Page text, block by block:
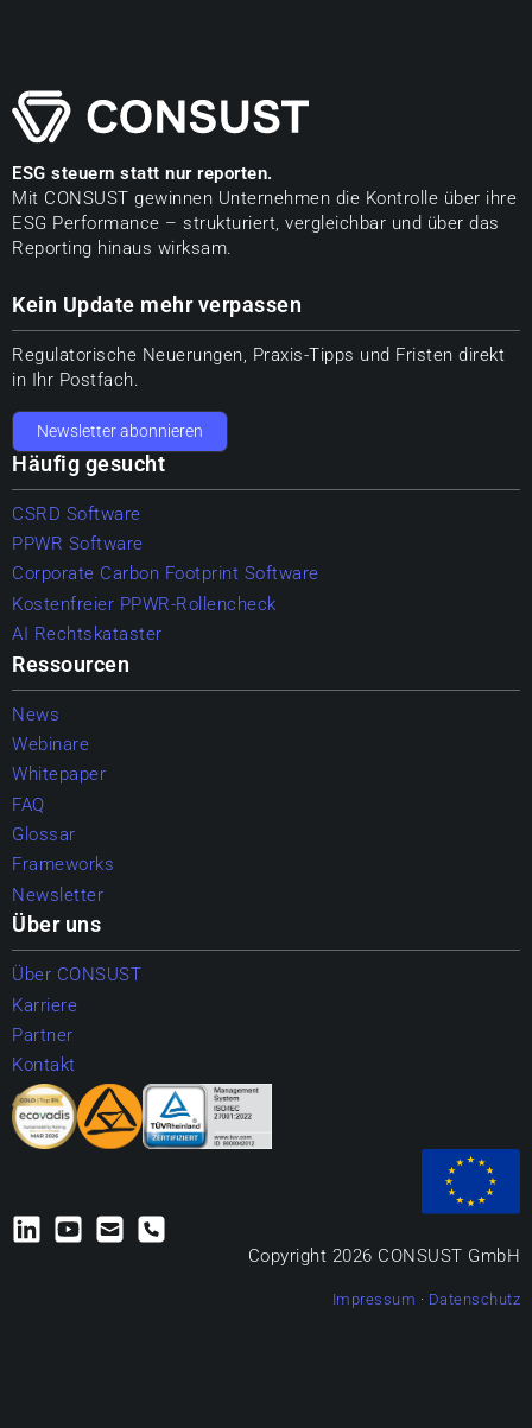
ESG steuern statt nur reporten.
Mit CONSUST gewinnen Unternehmen die Kontrolle über ihre
ESG Performance – strukturiert, vergleichbar und über das
Reporting hinaus wirksam.
Kein Update mehr verpassen
Regulatorische Neuerungen, Praxis-Tipps und Fristen direkt
in Ihr Postfach.
Newsletter abonnieren
Häufig gesucht
CSRD Software
PPWR Software
Corporate Carbon Footprint Software
Kostenfreier PPWR-Rollencheck
AI Rechtskataster
Ressourcen
News
Webinare
Whitepaper
FAQ
Glossar
Frameworks
Newsletter
Über uns
Über CONSUST
Karriere
Partner
Kontakt
Copyright 2026 CONSUST GmbH
Impressum · Datenschutz